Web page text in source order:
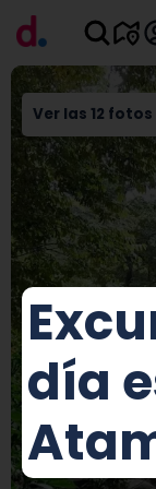
Ver las 12 fotos
día